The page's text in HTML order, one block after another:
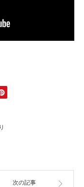
次の記事